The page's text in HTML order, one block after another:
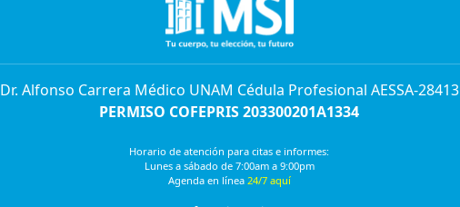
Dr. Alfonso Carrera Médico UNAM Cédula Profesional AESSA-28413
PERMISO COFEPRIS 203300201A1334
Horario de atención para citas e informes:
Lunes a sábado de 7:00am a 9:00pm
Agenda en línea 24/7 aquí